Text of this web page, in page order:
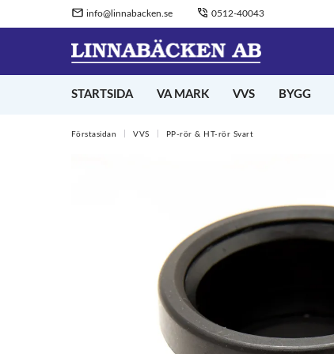
info@linnabacken.se 0512-40043
STARTSIDA VA MARK VVS BYGG
Förstasidan VVS PP-rör & HT-rör Svart